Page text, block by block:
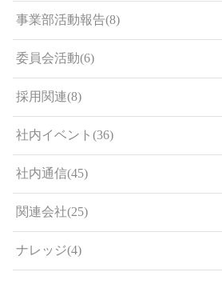
事業部活動報告(8)
委員会活動(6)
採用関連(8)
社内イベント(36)
社内通信(45)
関連会社(25)
ナレッジ(4)